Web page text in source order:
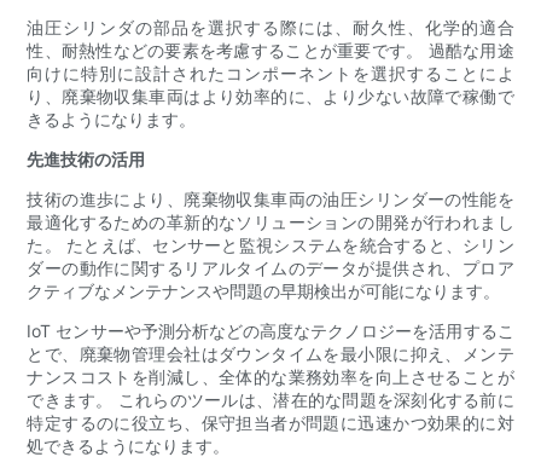
油圧シリンダの部品を選択する際には、耐久性、化学的適合
性、耐熱性などの要素を考慮することが重要です。 過酷な用途
向けに特別に設計されたコンポーネントを選択することによ
り、廃棄物収集車両はより効率的に、より少ない故障で稼働で
きるようになります。
先進技術の活用
技術の進歩により、廃棄物収集車両の油圧シリンダーの性能を
最適化するための革新的なソリューションの開発が行われまし
た。 たとえば、センサーと監視システムを統合すると、シリン
ダーの動作に関するリアルタイムのデータが提供され、プロア
クティブなメンテナンスや問題の早期検出が可能になります。
IoT センサーや予測分析などの高度なテクノロジーを活用するこ
とで、廃棄物管理会社はダウンタイムを最小限に抑え、メンテ
ナンスコストを削減し、全体的な業務効率を向上させることが
できます。 これらのツールは、潜在的な問題を深刻化する前に
特定するのに役立ち、保守担当者が問題に迅速かつ効果的に対
処できるようになります。